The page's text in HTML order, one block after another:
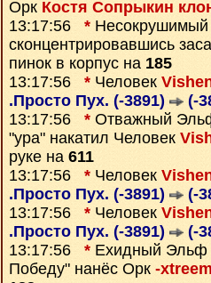
Орк Костя Сопрыкин
13:17:56 *
сконцентрировавшись
пинок в корпус на 185
13:17:56 * Человек
.Просто Пух. (-3891)
(-
13:17:56 * Отважный
"ура" накатил Человек
руке на 611
13:17:56 * Человек
.Просто Пух. (-3891)
(-
13:17:56 * Человек
.Просто Пух. (-3891)
(-
13:17:56 * Ехидный Эльф
Победу" нанёс Орк -